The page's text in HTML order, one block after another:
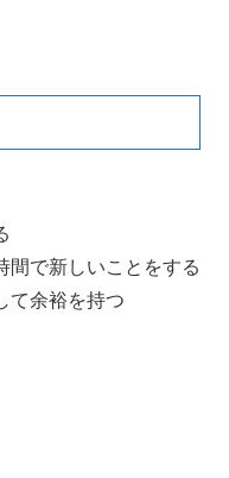
間で新しいことをする
て余裕を持つ